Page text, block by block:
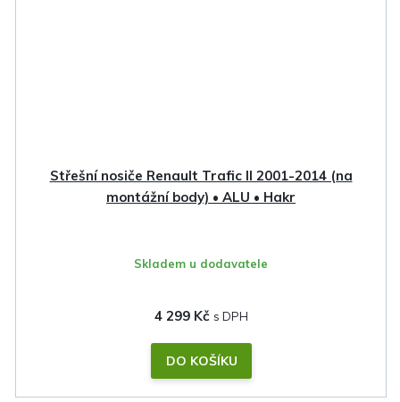
Střešní nosiče Renault Trafic II 2001-2014 (na
montážní body) • ALU • Hakr
Skladem u dodavatele
4 299 Kč
DO KOŠÍKU